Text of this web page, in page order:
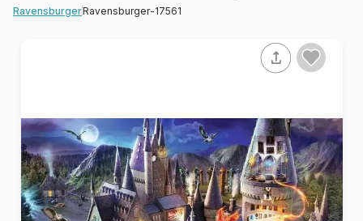
RavensburgerRavensburger-17561